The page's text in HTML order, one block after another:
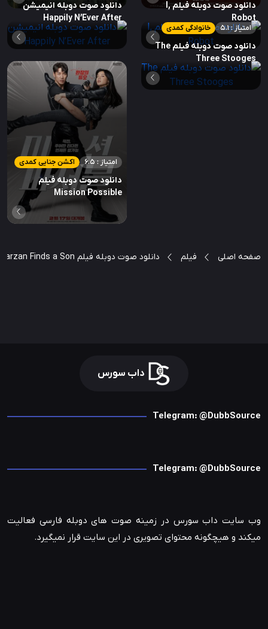
دانلود صوت دوبله فیلم I,
Robot
دانلود صوت دوبله انیمیشن
Happily N’Ever After
خانوادگی کمدی امتیاز : 5.1
دانلود صوت دوبله فیلم The
Three Stooges
اکشن جنایی کمدی امتیاز : 6.5
دانلود صوت دوبله فیلم
Mission Possible
صفحه اصلی فیلم دانلود صوت دوبله فیلم Tarzan Finds a Son!
داب سورس
Telegram: @DubbSource
Telegram: @DubbSource
وب سایت داب سورس در زمینه صوت های دوبله فارسی فعالیت
میکند و هیچگونه محتوای تصویری در این سایت قرار نمیگیرد.